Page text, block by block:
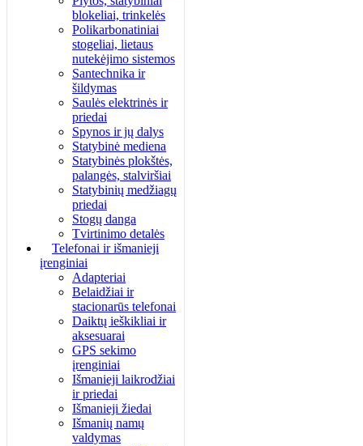
blokeliai, trinkelės
Polikarbonatiniai
stogeliai, lietaus
nutekėjimo sistemos
Santechnika ir
šildymas
Saulės elektrinės ir
priedai
Spynos ir jų dalys
Statybinė mediena
Statybinės plokštės,
palangės, stalviršiai
Statybinių medžiagų
priedai
Stogų danga
Tvirtinimo detalės
Telefonai ir išmanieji
įrenginiai
Adapteriai
Belaidžiai ir
stacionarūs telefonai
Daiktų ieškikliai ir
aksesuarai
GPS sekimo
įrenginiai
Išmanieji laikrodžiai
ir priedai
Išmanieji žiedai
Išmanių namų
valdymas